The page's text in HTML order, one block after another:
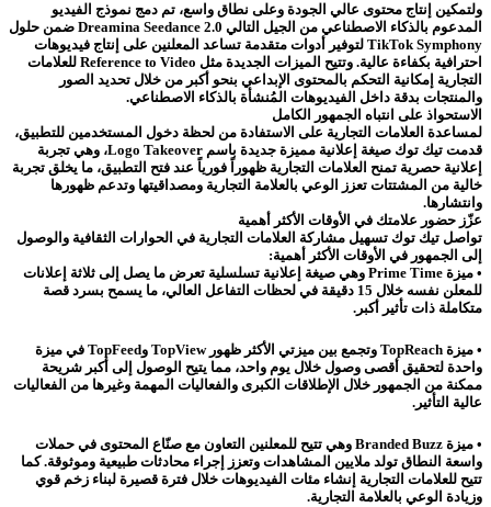
ولتمكين إنتاج محتوى عالي الجودة وعلى نطاق واسع، تم دمج نموذج الفيديو
المدعوم بالذكاء الاصطناعي من الجيل التالي Dreamina Seedance 2.0 ضمن حلول
TikTok Symphony لتوفير أدوات متقدمة تساعد المعلنين على إنتاج فيديوهات
احترافية بكفاءة عالية. وتتيح الميزات الجديدة مثل Reference to Video للعلامات
التجارية إمكانية التحكم بالمحتوى الإبداعي بنحو أكبر من خلال تحديد الصور
والمنتجات بدقة داخل الفيديوهات المُنشأة بالذكاء الاصطناعي.
الاستحواذ على انتباه الجمهور الكامل
لمساعدة العلامات التجارية على الاستفادة من لحظة دخول المستخدمين للتطبيق،
قدمت تيك توك صيغة إعلانية مميزة جديدة باسم Logo Takeover، وهي تجربة
إعلانية حصرية تمنح العلامات التجارية ظهوراً فورياً عند فتح التطبيق، ما يخلق تجربة
خالية من المشتتات تعزز الوعي بالعلامة التجارية ومصداقيتها وتدعم ظهورها
وانتشارها.
عزّز حضور علامتك في الأوقات الأكثر أهمية
تواصل تيك توك تسهيل مشاركة العلامات التجارية في الحوارات الثقافية والوصول
إلى الجمهور في الأوقات الأكثر أهمية:
• ميزة Prime Time وهي صيغة إعلانية تسلسلية تعرض ما يصل إلى ثلاثة إعلانات
للمعلن نفسه خلال 15 دقيقة في لحظات التفاعل العالي، ما يسمح بسرد قصة
متكاملة ذات تأثير أكبر.
• ميزة TopReach وتجمع بين ميزتي الأكثر ظهور TopView وTopFeed في ميزة
واحدة لتحقيق أقصى وصول خلال يوم واحد، مما يتيح الوصول إلى أكبر شريحة
ممكنة من الجمهور خلال الإطلاقات الكبرى والفعاليات المهمة وغيرها من الفعاليات
عالية التأثير.
• ميزة Branded Buzz وهي تتيح للمعلنين التعاون مع صنّاع المحتوى في حملات
واسعة النطاق تولد ملايين المشاهدات وتعزز إجراء محادثات طبيعية وموثوقة. كما
تتيح للعلامات التجارية إنشاء مئات الفيديوهات خلال فترة قصيرة لبناء زخم قوي
وزيادة الوعي بالعلامة التجارية.